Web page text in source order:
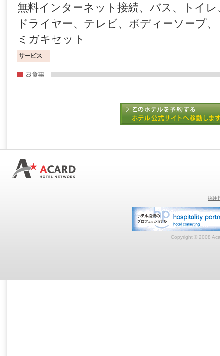
無料インターネット接続、バス、トイレ
ドライヤー、テレビ、ボディーソープ
ミガキセット
サービス
採用
Copyright © 2008